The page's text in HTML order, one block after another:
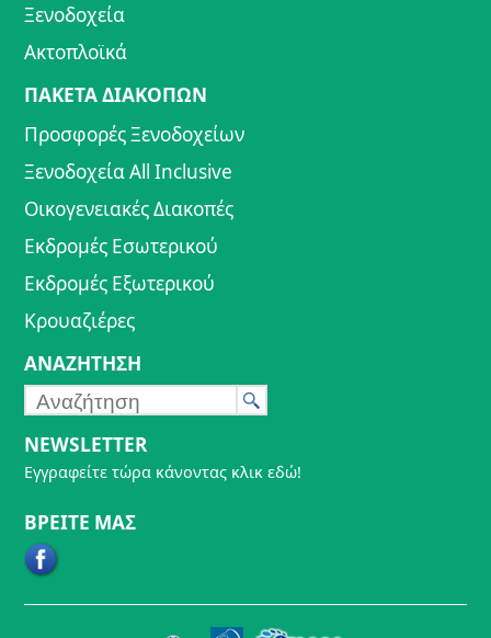
Ξενοδοχεία
Ακτοπλοϊκά
ΠΑΚΕΤΑ ΔΙΑΚΟΠΩΝ
Προσφορές Ξενοδοχείων
Ξενοδοχεία All Inclusive
Οικογενειακές Διακοπές
Εκδρομές Εσωτερικού
Εκδρομές Εξωτερικού
Κρουαζιέρες
ΑΝΑΖΗΤΗΣΗ
NEWSLETTER
Εγγραφείτε τώρα κάνοντας κλικ εδώ!
ΒΡΕΙΤΕ ΜΑΣ